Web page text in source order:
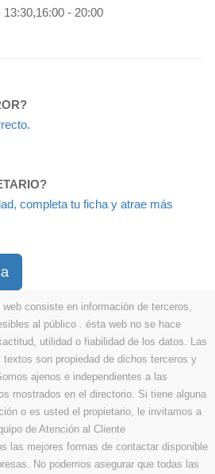
13:30,16:00 - 20:00
completa tu ficha y atrae más
consiste en información de terceros,
al público . ésta web no se hace
utilidad o fiabilidad de los datos. Las
son propiedad de dichos terceros y
ajenos e independientes a las
mostrados en el directorio. Si tiene alguna
o es usted el propietario, le invitamos a
de Atención al Cliente
las mejores formas de contactar disponible
No podemos asegurar que todas las